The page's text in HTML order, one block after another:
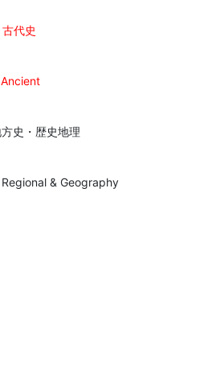
代史
史・歴史地理
& Geography